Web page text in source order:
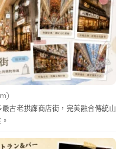
古老拱廊商店街，完美融合傳統山